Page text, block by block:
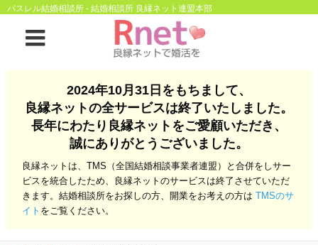
良縁ネットとは
お金のこと
会社概要
よくある質問
パスレル結婚相談所 - 結婚相談所 良縁ネット連盟本部
2024年10月31日をもちまして、
良縁ネットの全サービスは終了いたしました。
長年にわたり良縁ネットをご愛顧いただき、
誠にありがとうございました。
良縁ネットは、TMS（全国結婚相談事業者連盟）と合併をしサー
ビスを統合したため、良縁ネットのサービスは終了させていただ
きます。結婚相談所をお探しの方、開業をお考えの方はTMSのサ
イト をご覧ください。